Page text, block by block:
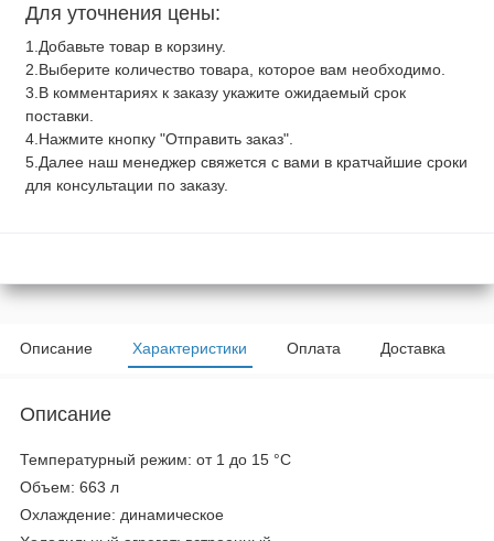
Для уточнения цены:
1.Добавьте товар в корзину.
2.Выберите количество товара, которое вам необходимо.
3.В комментариях к заказу укажите ожидаемый срок
поставки.
4.Нажмите кнопку "Отправить заказ".
5.Далее наш менеджер свяжется с вами в кратчайшие сроки
для консультации по заказу.
Описание Характеристики Оплата Доставка
Описание
Температурный режим: от 1 до 15 °C
Объем: 663 л
Охлаждение: динамическое